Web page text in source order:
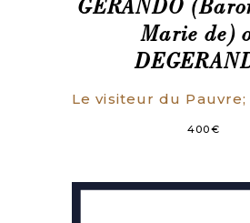
GERANDO
Marie de)
400€